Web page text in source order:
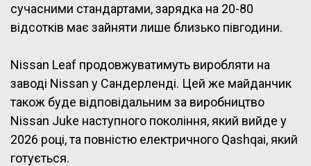
сучасними стандартами, зарядка на 20-80
відсотків має зайняти лише близько півгодини.
Nissan Leaf продовжуватимуть виробляти на
заводі Nissan у Сандерленді. Цей же майданчик
також буде відповідальним за виробництво
Nissan Juke наступного покоління, який вийде у
2026 році, та повністю електричного Qashqai, який
готується.